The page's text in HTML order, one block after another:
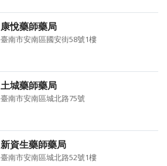
康悅藥師藥局
臺南市安南區國安街58號1樓
土城藥師藥局
臺南市安南區城北路75號
新資生藥師藥局
臺南市安南區城北路52號1樓